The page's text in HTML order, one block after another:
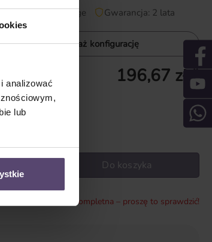
analizować
lub
dostawy: 2-5 Tage Gwarancja: 2 lata
Pokaż konfigurację
196,67 zł *
2 lata
lub użyj przycisków, aby zwiększyć lub zmniejszyć
Do koszyka
Konfiguracja jest niekompletna – proszę to sprawdzić!